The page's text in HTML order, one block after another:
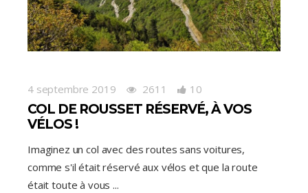
4 septembre 2019 2611 10
COL DE ROUSSET RÉSERVÉ, À VOS
VÉLOS !
Imaginez un col avec des routes sans voitures,
comme s'il était réservé aux vélos et que la route
était toute à vous